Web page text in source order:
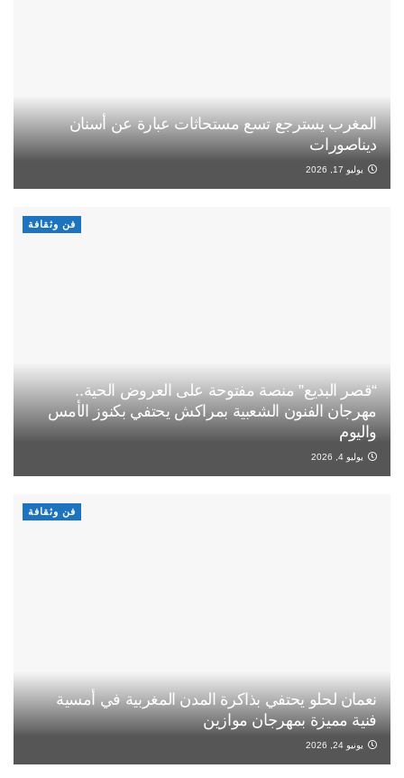
المغرب يسترجع تسع مستحاثات عبارة عن أسنان
ديناصورات
يوليو 17, 2026
فن وثقافة
“قصر البديع” منصة مفتوحة على العروض الحية..
مهرجان الفنون الشعبية بمراكش يحتفي بكنوز الأمس
واليوم
يوليو 4, 2026
فن وثقافة
نعمان لحلو يحتفي بذاكرة المدن المغربية في أمسية
فنية مميزة بمهرجان موازين
يونيو 24, 2026